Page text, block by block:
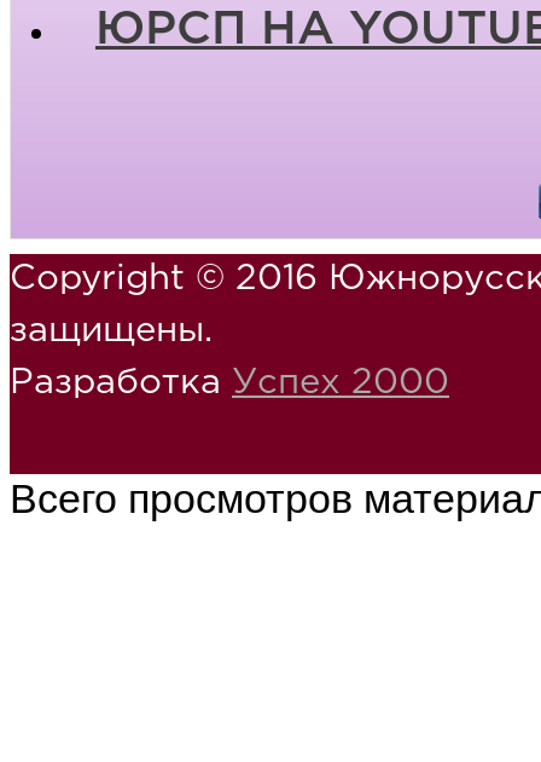
ЮРСП НА
Copyright © 2016
защищены.
Разработка Успех 2000
Всего просмотров